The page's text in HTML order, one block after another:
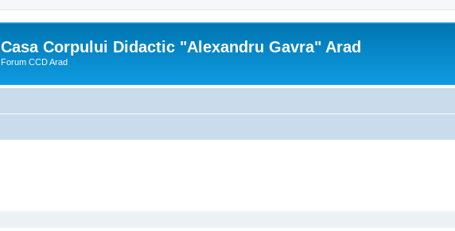
Casa Corpului Didactic "Alexandru Gavra" Arad
Forum CCD Arad